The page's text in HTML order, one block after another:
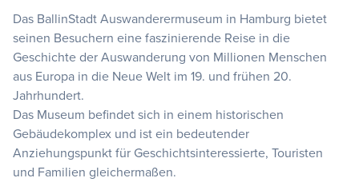
Das BallinStadt Auswanderermuseum in Hamburg bietet
seinen Besuchern eine faszinierende Reise in die
Geschichte der Auswanderung von Millionen Menschen
aus Europa in die Neue Welt im 19. und frühen 20.
Jahrhundert.
Das Museum befindet sich in einem historischen
Gebäudekomplex und ist ein bedeutender
Anziehungspunkt für Geschichtsinteressierte, Touristen
und Familien gleichermaßen.